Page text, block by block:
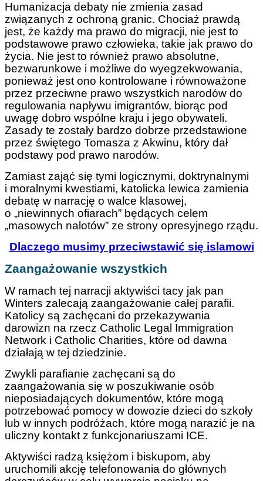
Humanizacja debaty nie zmienia zasad
związanych z ochroną granic. Chociaż prawdą
jest, że każdy ma prawo do migracji, nie jest to
podstawowe prawo człowieka, takie jak prawo do
życia. Nie jest to również prawo absolutne,
bezwarunkowe i możliwe do wyegzekwowania,
ponieważ jest ono kontrolowane i równoważone
przez przeciwne prawo wszystkich narodów do
regulowania napływu imigrantów, biorąc pod
uwagę dobro wspólne kraju i jego obywateli.
Zasady te zostały bardzo dobrze przedstawione
przez świętego Tomasza z Akwinu, który dał
podstawy pod prawo narodów.
Zamiast zająć się tymi logicznymi, doktrynalnymi
i moralnymi kwestiami, katolicka lewica zamienia
debatę w narrację o walce klasowej,
o „niewinnych ofiarach” będących celem
„masowych nalotów” ze strony opresyjnego rządu.
Dlaczego musimy przeciwstawić się islamowi
Zaangażowanie wszystkich
W ramach tej narracji aktywiści tacy jak pan
Winters zalecają zaangażowanie całej parafii.
Katolicy są zachęcani do przekazywania
darowizn na rzecz Catholic Legal Immigration
Network i Catholic Charities, które od dawna
działają w tej dziedzinie.
Zwykli parafianie zachęcani są do
zaangażowania się w poszukiwanie osób
nieposiadających dokumentów, które mogą
potrzebować pomocy w dowozie dzieci do szkoły
lub w innych podróżach, które mogą narazić je na
uliczny kontakt z funkcjonariuszami ICE.
Aktywiści radzą księżom i biskupom, aby
uruchomili akcję telefonowania do głównych